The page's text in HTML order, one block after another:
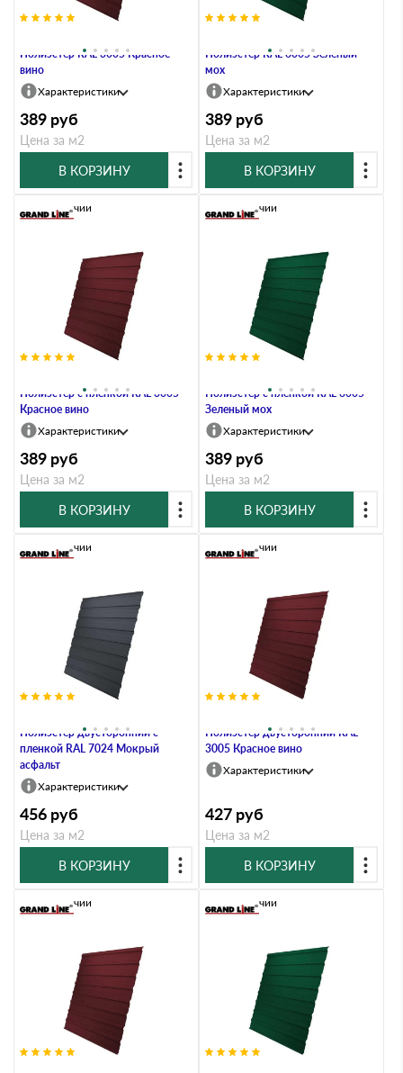
Полиэстер RAL 3005 Красное
вино
Характеристики
389 руб
Цена за м2
В КОРЗИНУ
Полиэстер RAL 6005 Зеленый
мох
Характеристики
389 руб
Цена за м2
В КОРЗИНУ
Полиэстер с пленкой RAL 3005
Красное вино
В наличии
Характеристики
389 руб
Цена за м2
В КОРЗИНУ
Полиэстер с пленкой RAL 6005
Зеленый мох
В наличии
Характеристики
389 руб
Цена за м2
В КОРЗИНУ
Полиэстер двусторонний с
пленкой RAL 7024 Мокрый
асфальт
В наличии
Характеристики
456 руб
Цена за м2
В КОРЗИНУ
Полиэстер двусторонний RAL
3005 Красное вино
В наличии
Характеристики
427 руб
Цена за м2
В КОРЗИНУ
В наличии В наличии